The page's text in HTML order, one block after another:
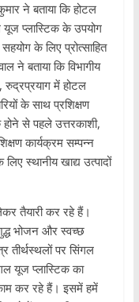
ने बताया कि होटल
यूज प्लास्टिक के उपयोग
के लिए प्रोत्साहित
ने बताया कि विभागीय
में होटल
के साथ प्रशिक्षण
से पहले उत्तरकाशी,
कार्यक्रम सम्पन्न
स्थानीय खाद्य उत्पादों
तैयारी कर रहे हैं।
शुद्ध भोजन और स्वच्छ
तीर्थस्थलों पर सिंगल
यूज प्लास्टिक का
कर रहे हैं। इसमें हमें